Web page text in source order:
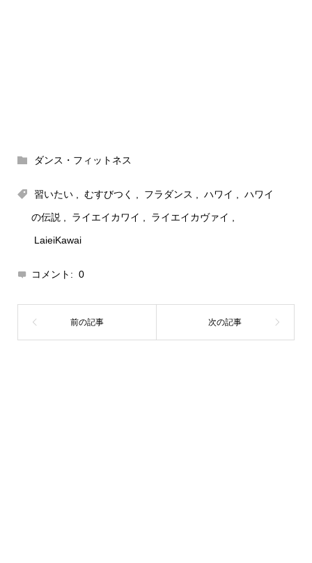
ダンス・フィットネス
習いたい , むすびつく , フラダンス , ハワイ , ハワイ
の伝説 , ライエイカワイ , ライエイカヴァイ ,
LaieiKawai
コメント: 0